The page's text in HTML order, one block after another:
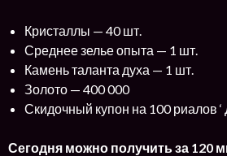
Кристаллы — 40 шт.
Среднее зелье опыта — 1 шт.
Камень таланта духа — 1 шт.
Золото — 400 000
Скидочный купон на 100 риалов ‘
Сегодня можно получить за 120